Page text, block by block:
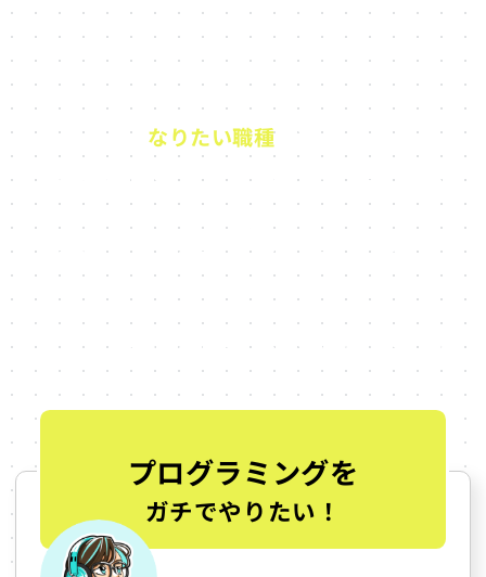
なりたい職種で選ぶ
東京都内のゲーム専門学校3
選
大好きなゲームにプロとしてどう関わっていきた
いかによって、学ぶべきことも、環境も変わりま
す。
ここでは、職種別におすすめの学校を紹介してい
ます。
プログラミングを
ガチでやりたい！